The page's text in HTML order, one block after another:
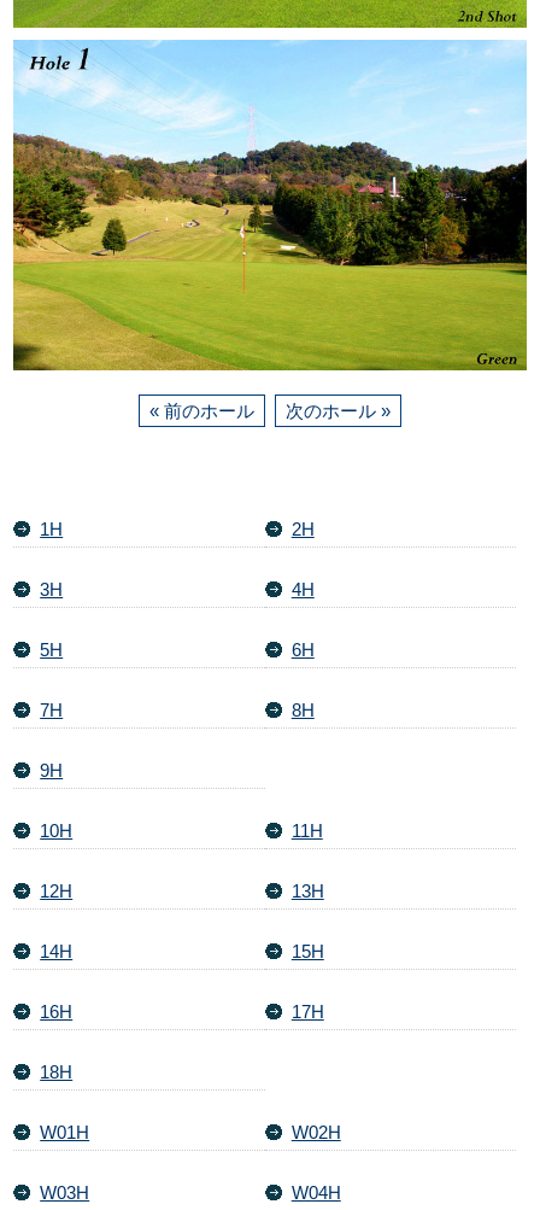
« 前のホール 次のホール »
1H 2H
3H 4H
5H 6H
7H 8H
9H
10H 11H
12H 13H
14H 15H
16H 17H
18H
W01H W02H
W03H W04H